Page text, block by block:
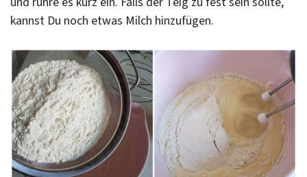
kannst Du noch etwas Milch hinzufügen.